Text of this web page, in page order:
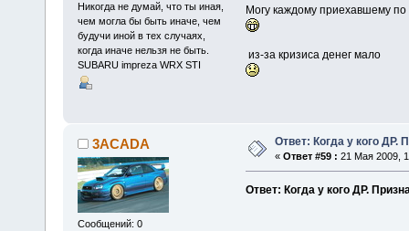
Никогда не думай, что ты иная,
чем могла бы быть иначе, чем
будучи иной в тех случаях,
когда иначе нельзя не быть.
SUBARU impreza WRX STI
Могу каждому приехавшему
из-за кризиса денег мало
3ACADA
Сообщений: 0
Ответ: Когда у кого ДР.
« Ответ #59 : 21 Мая 2009,
Ответ: Когда у кого ДР.